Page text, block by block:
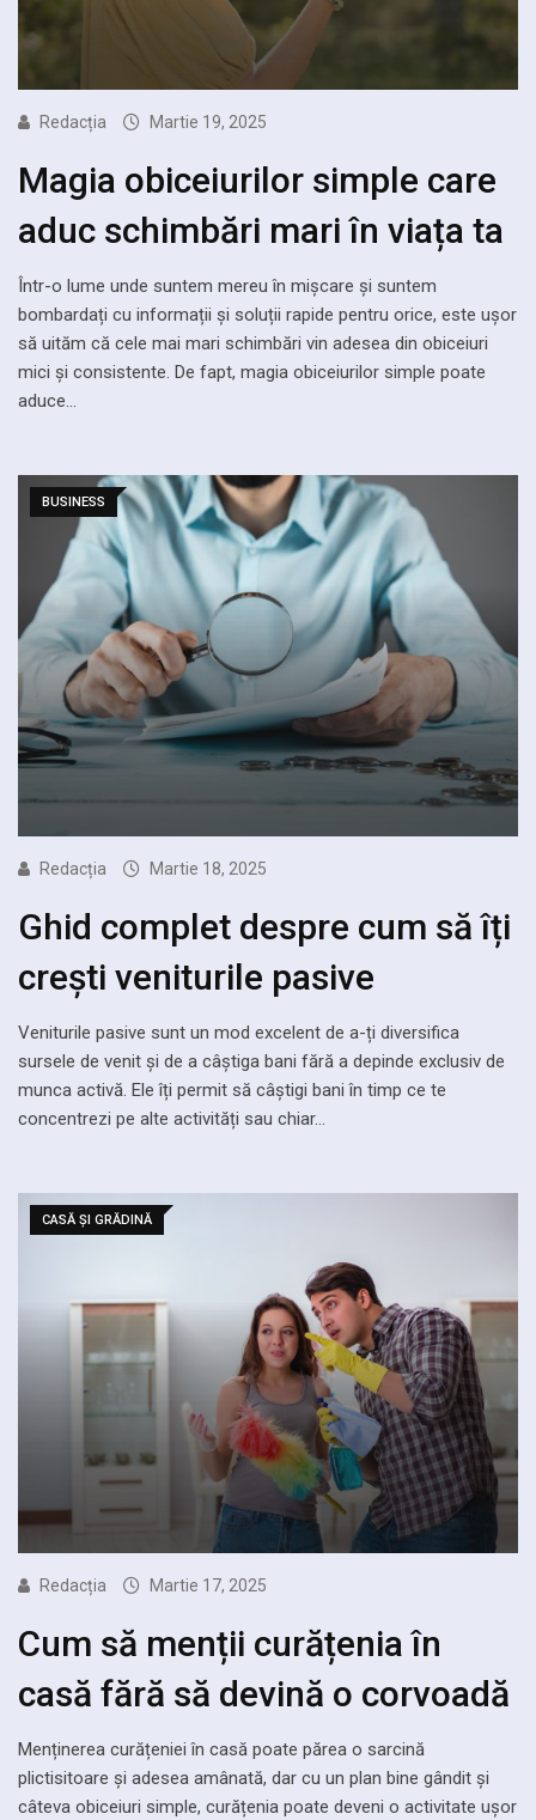
Redacția Martie 19, 2025
Magia obiceiurilor simple care
aduc schimbări mari în viața ta
Într-o lume unde suntem mereu în mișcare și suntem
bombardați cu informații și soluții rapide pentru orice, este ușor
să uităm că cele mai mari schimbări vin adesea din obiceiuri
mici și consistente. De fapt, magia obiceiurilor simple poate
aduce…
BUSINESS
Redacția Martie 18, 2025
Ghid complet despre cum să îți
crești veniturile pasive
Veniturile pasive sunt un mod excelent de a-ți diversifica
sursele de venit și de a câștiga bani fără a depinde exclusiv de
munca activă. Ele îți permit să câștigi bani în timp ce te
concentrezi pe alte activități sau chiar…
CASĂ ȘI GRĂDINĂ
Redacția Martie 17, 2025
Cum să menții curățenia în
casă fără să devină o corvoadă
Menținerea curățeniei în casă poate părea o sarcină
plictisitoare și adesea amânată, dar cu un plan bine gândit și
câteva obiceiuri simple, curățenia poate deveni o activitate ușor